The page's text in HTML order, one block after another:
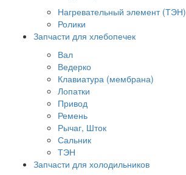
Нагревательный элемент (ТЭН)
Ролики
Запчасти для хлебопечек
Вал
Ведерко
Клавиатура (мембрана)
Лопатки
Привод
Ремень
Рычаг, Шток
Сальник
ТЭН
Запчасти для холодильников